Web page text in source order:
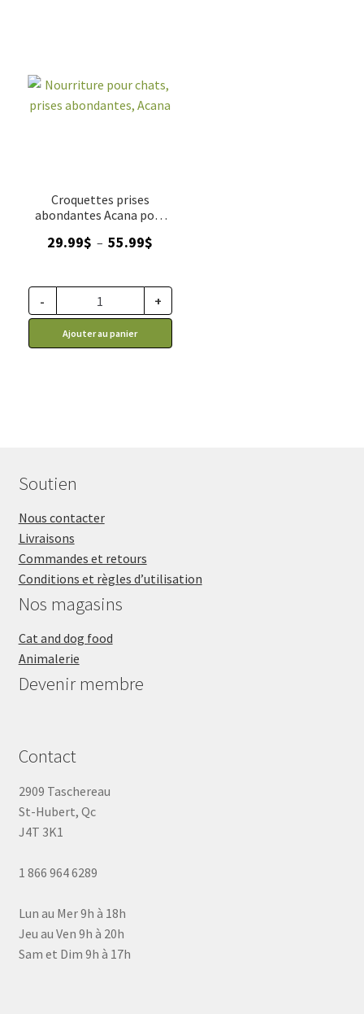
Croquettes prises
abondantes Acana pour
29.99$ – 55.99$
29.99$
à
- +
Ajouter au panier
Soutien
Nous contacter
Livraisons
Commandes et retours
Conditions et règles d’utilisation
Nos magasins
Cat and dog food
Animalerie
Devenir membre
Contact
2909 Taschereau
St-Hubert, Qc
J4T 3K1
1 866 964 6289
Lun au Mer 9h à 18h
Jeu au Ven 9h à 20h
Sam et Dim 9h à 17h